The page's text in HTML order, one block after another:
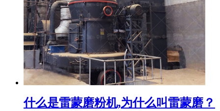
什么是雷蒙磨粉机,为什么叫雷蒙磨？